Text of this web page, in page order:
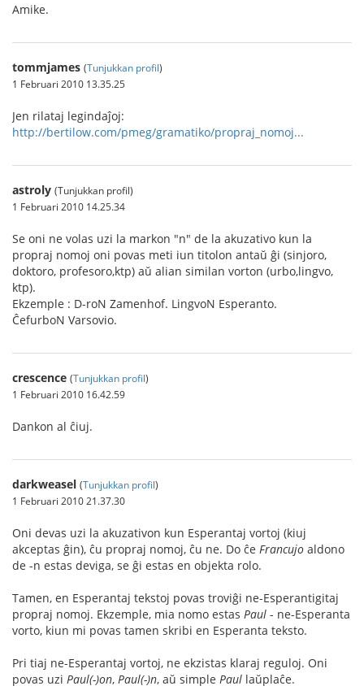
Amike.
tommjames (Tunjukkan profil)
1 Februari 2010 13.35.25
Jen rilataj legindaĵoj:
http://bertilow.com/pmeg/gramatiko/propraj_nomoj...
astroly (Tunjukkan profil)
1 Februari 2010 14.25.34
Se oni ne volas uzi la markon "n" de la akuzativo kun la
propraj nomoj oni povas meti iun titolon antaŭ ĝi (sinjoro,
doktoro, profesoro,ktp) aŭ alian similan vorton (urbo,lingvo,
ktp).
Ekzemple : D-roN Zamenhof. LingvoN Esperanto.
ĈefurboN Varsovio.
crescence (Tunjukkan profil)
1 Februari 2010 16.42.59
Dankon al ĉiuj.
darkweasel (Tunjukkan profil)
1 Februari 2010 21.37.30
Oni devas uzi la akuzativon kun Esperantaj vortoj (kiuj
akceptas ĝin), ĉu propraj nomoj, ĉu ne. Do ĉe Francujo aldono
de -n estas deviga, se ĝi estas en objekta rolo.
Tamen, en Esperantaj tekstoj povas troviĝi ne-Esperantigitaj
propraj nomoj. Ekzemple, mia nomo estas Paul - ne-Esperanta
vorto, kiun mi povas tamen skribi en Esperanta teksto.
Pri tiaj ne-Esperantaj vortoj, ne ekzistas klaraj reguloj. Oni
povas uzi Paul(-)on, Paul(-)n, aŭ simple Paul laŭplaĉe.